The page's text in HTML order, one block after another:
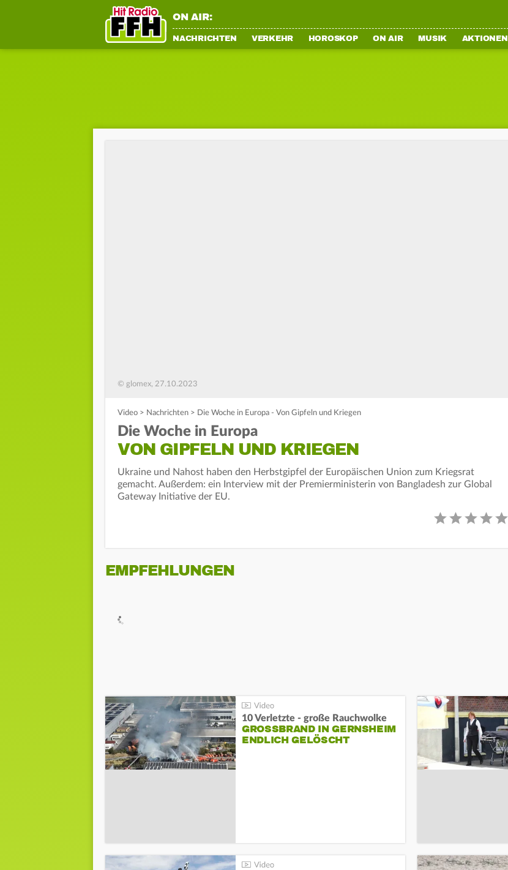
ON AIR:
NACHRICHTEN VERKEHR HOROSKOP ON AIR MUSIK AKTIONEN
© glomex, 27.10.2023
Video > Nachrichten > Die Woche in Europa - Von Gipfeln und Kriegen
Die Woche in Europa
VON GIPFELN UND KRIEGEN
Ukraine und Nahost haben den Herbstgipfel der Europäischen Union zum Kriegsrat
gemacht. Außerdem: ein Interview mit der Premierministerin von Bangladesh zur Global
Gateway Initiative der EU.
EMPFEHLUNGEN
10 Verletzte - große Rauchwolke
GROSSBRAND IN GERNSHEIM E
NDLICH GELÖSCHT